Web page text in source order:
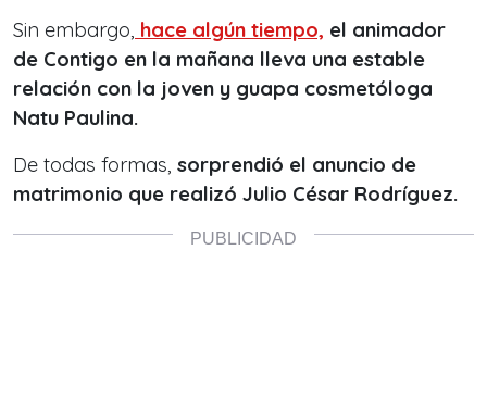
Sin embargo, hace algún tiempo, el animador
de Contigo en la mañana lleva una estable
relación con la joven y guapa cosmetóloga
Natu Paulina.
De todas formas, sorprendió el anuncio de
matrimonio que realizó Julio César Rodríguez.